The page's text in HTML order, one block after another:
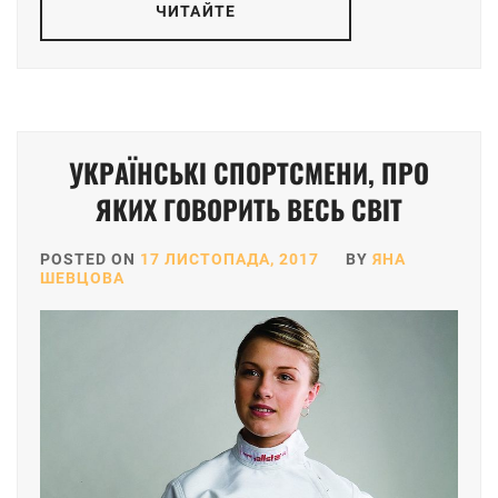
ЧИТАЙТЕ
УКРАЇНСЬКІ СПОРТСМЕНИ, ПРО
ЯКИХ ГОВОРИТЬ ВЕСЬ СВІТ
POSTED ON 17 ЛИСТОПАДА, 2017 BY ЯНА
ШЕВЦОВА